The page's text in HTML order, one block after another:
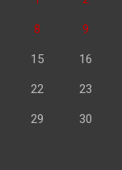
8 9
15 16
22 23
29 30